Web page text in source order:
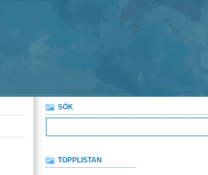
SÖK
TOPPLISTAN